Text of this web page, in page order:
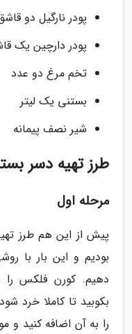
پودر نارگیل دو
پودر دارچین یک
تخم مرغ دو عدد
بستنی یک لیتر
شیر نصف پیمانه
طرز تهیه دسر
مرحله اول
پیش از این هم طرز
بودیم و این بار با
دهیم. کورن فلکس را
بکوبید تا کاملا خرد
را به آن اضافه کنید و